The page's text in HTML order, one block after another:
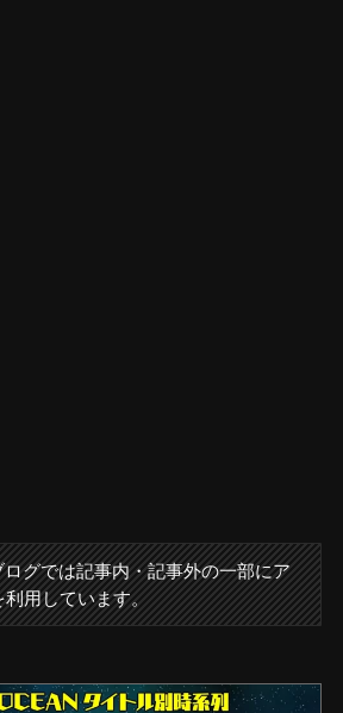
グでは記事内・記事外の一部にア
用しています。